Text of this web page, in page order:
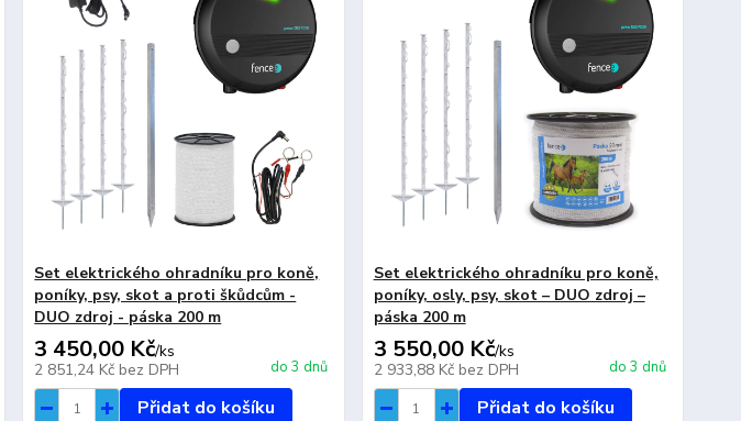
Set elektrického ohradníku pro koně,
poníky, psy, skot a proti škůdcům -
DUO zdroj - páska 200 m
3 450,00 Kč/ks
2 851,24 Kč bez DPH do 3 dnů
Přidat do košíku
Set elektrického ohradníku pro koně,
poníky, osly, psy, skot – DUO zdroj –
páska 200 m
3 550,00 Kč/ks
2 933,88 Kč bez DPH do 3 dnů
Přidat do košíku